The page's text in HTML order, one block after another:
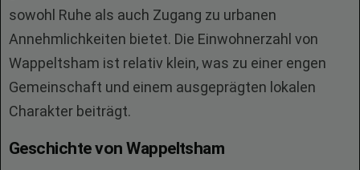
sowohl Ruhe als auch Zugang zu urbanen
Annehmlichkeiten bietet. Die Einwohnerzahl von
Wappeltsham ist relativ klein, was zu einer engen
Gemeinschaft und einem ausgeprägten lokalen
Charakter beiträgt.
Geschichte von Wappeltsham